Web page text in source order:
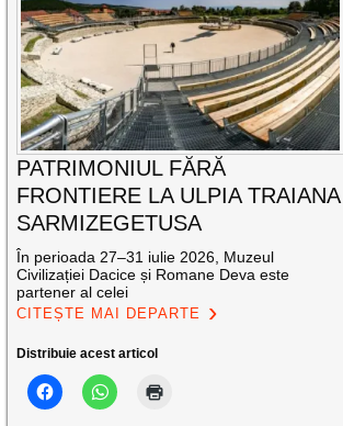
PATRIMONIUL FĂRĂ
FRONTIERE LA ULPIA TRAIANA
SARMIZEGETUSA
În perioada 27–31 iulie 2026, Muzeul
Civilizației Dacice și Romane Deva este
partener al celei
CITEȘTE MAI DEPARTE
Distribuie acest articol